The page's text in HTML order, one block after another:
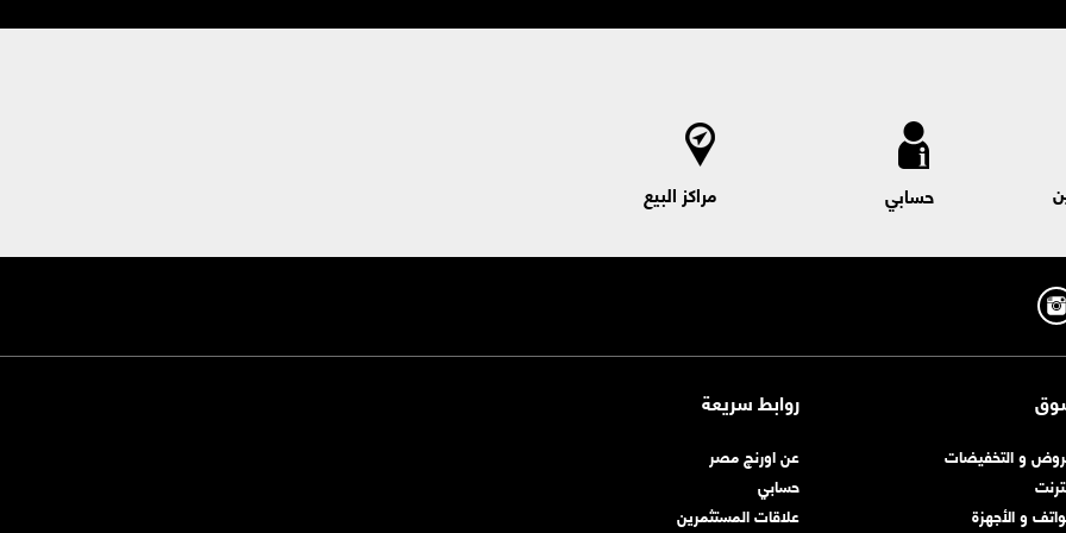
الكارت المدفوع مقدما
الموبايل لتجربة افضل)
الباقة الاساسية
حسابي مراكز البيع
و التخفيضات
و الأجهزة
روابط سريعة
عن اورنچ مصر
حسابي
علاقات المستثمرين